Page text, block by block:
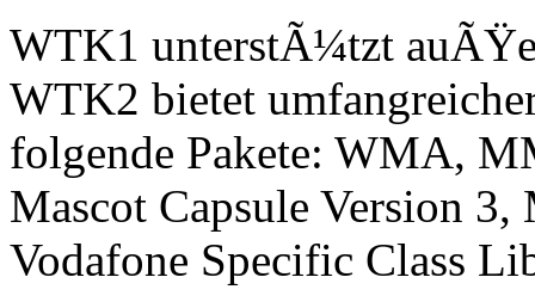
WTK1 unterstÃ¼tzt
WTK2 bietet
folgende Pakete: WMA,
Mascot Capsule Version
Vodafone Specific Class